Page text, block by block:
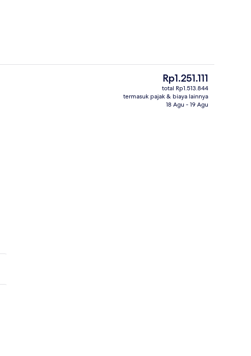
Suite, Beberapa Tempat Tidur,
Harga
saat
ini
Rp1.251.111
Rp1.251.111
total Rp1.513.844
termasuk pajak & biaya lainnya
18 Agu - 19 Agu